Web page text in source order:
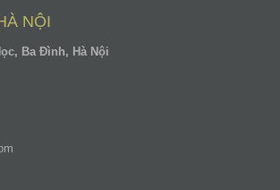
NỘI
Ba Đình, Hà Nội